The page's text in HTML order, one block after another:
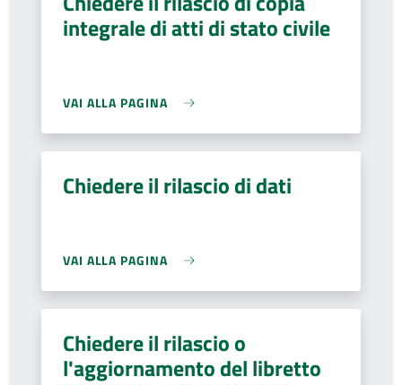
integrale di atti di stato civile
VAI ALLA PAGINA
Chiedere il rilascio di dati
VAI ALLA PAGINA
Chiedere il rilascio o
l'aggiornamento del libretto